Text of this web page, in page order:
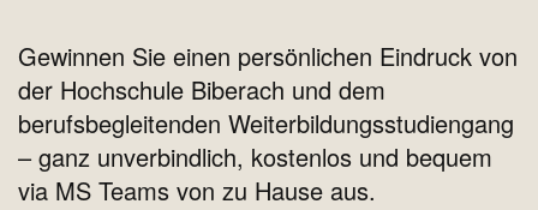
Gewinnen Sie einen persönlichen Eindruck von
der Hochschule Biberach und dem
berufsbegleitenden Weiterbildungsstudiengang
– ganz unverbindlich, kostenlos und bequem
via MS Teams von zu Hause aus.